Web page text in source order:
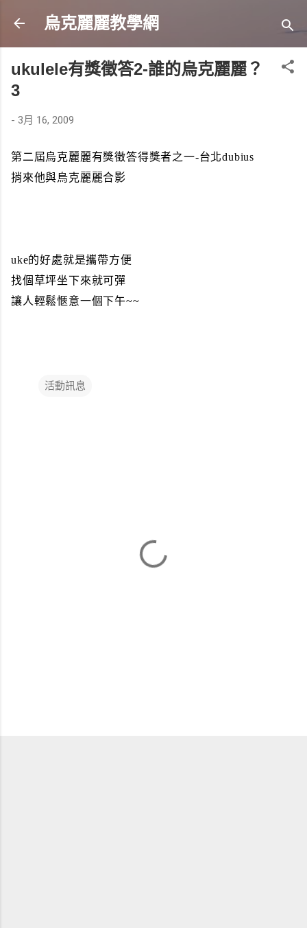
跳到主要內容
烏克麗麗教學網
ukulele有獎徵答2-誰的烏克麗麗？
3
- 3月 16, 2009
第二屆烏克麗麗有獎徵答得獎者之一-台北dubius
捎來他與烏克麗麗合影
uke的好處就是攜帶方便
找個草坪坐下來就可彈
讓人輕鬆愜意一個下午~~
活動訊息